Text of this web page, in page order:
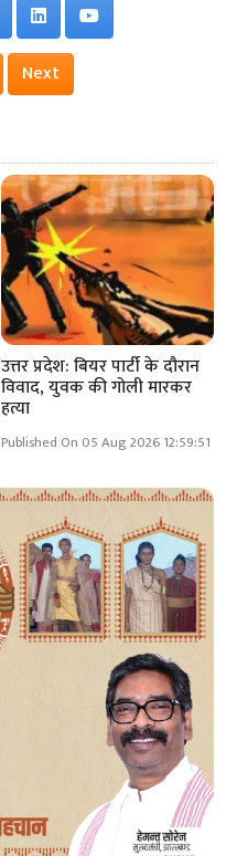
Next
उत्तर प्रदेश: बियर पार्टी के दौरान
विवाद, युवक की गोली मारकर
हत्या
Published On 05 Aug 2026 12:59:51